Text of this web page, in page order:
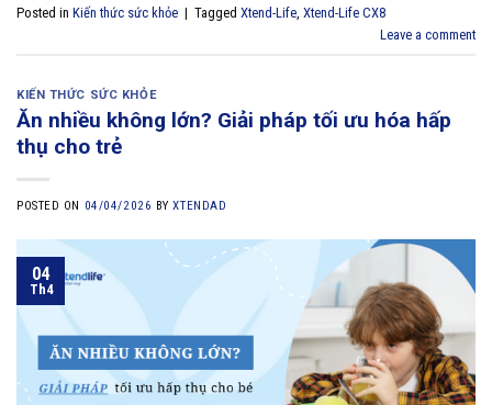
Posted in Kiến thức sức khỏe | Tagged Xtend-Life Xtend-Life CX8
Leave a comment
KIẾN THỨC SỨC KHỎE
Ăn nhiều không lớn? Giải pháp tối ưu hóa hấp
thụ cho trẻ
POSTED ON 04/04/2026 BYXTENDAD
04
Th4